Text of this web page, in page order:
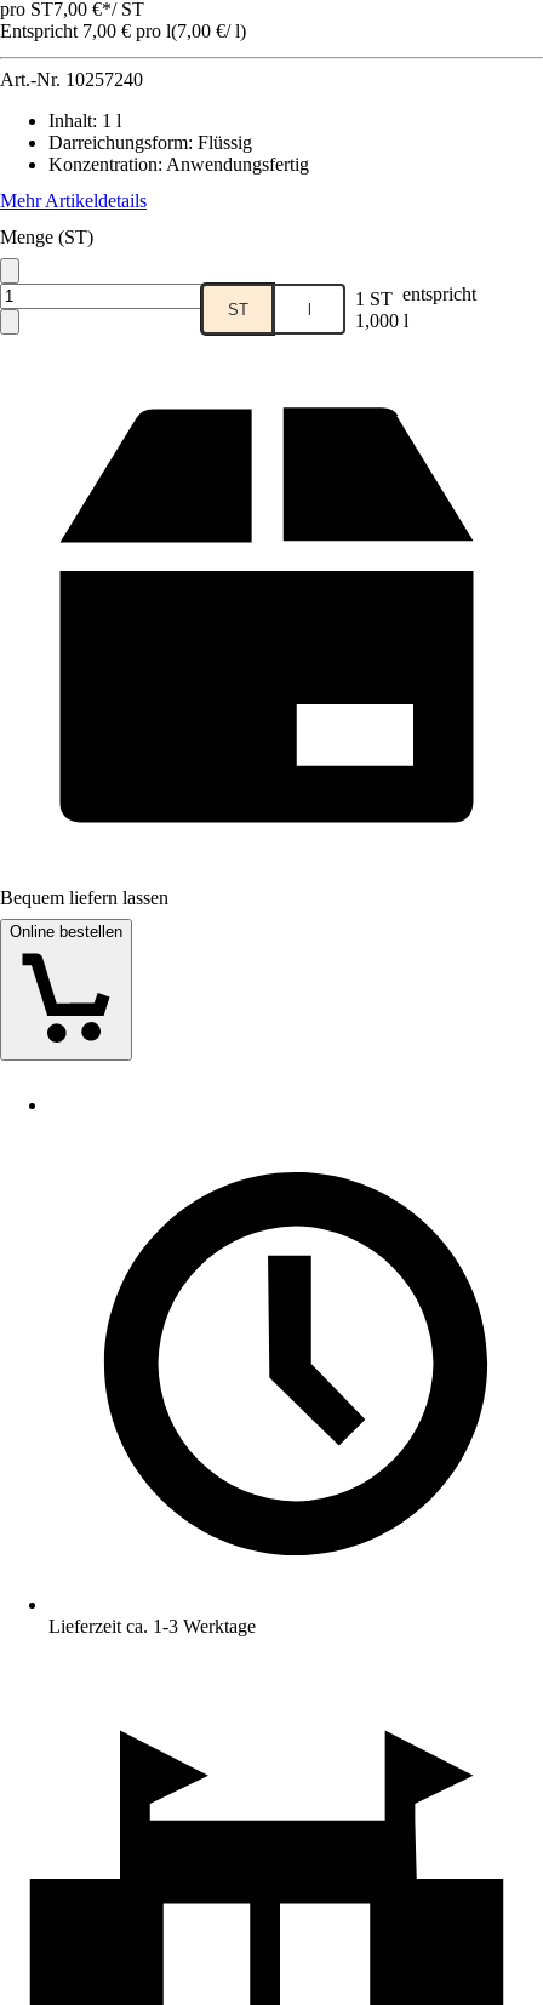
pro ST7,00 €*/ ST
Entspricht 7,00 € pro l(7,00 €/ l)
Art.-Nr. 10257240
Inhalt: 1 l
Darreichungsform: Flüssig
Konzentration: Anwendungsfertig
Mehr Artikeldetails
Menge (ST)
ST l 1 ST entspricht
1,000 l
Bequem liefern lassen
Online bestellen
Lieferzeit ca. 1-3 Werktage